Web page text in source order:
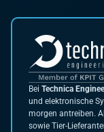
Bei Technica
und elektronische
morgen antreiben.
sowie Tier-